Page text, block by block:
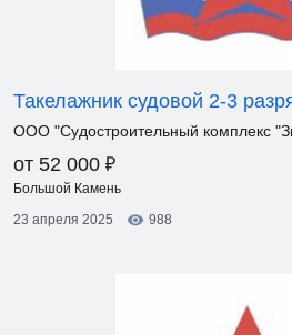
Такелажник судовой 2-3
ООО "Судостроительный комплекс
от 52 000 ₽
Большой Камень
23 апреля 2025
988